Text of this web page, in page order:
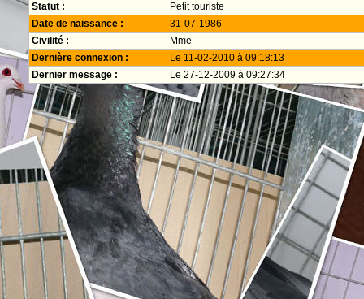
Statut :
Petit touriste
Date de naissance :
31-07-1986
Civilité :
Mme
Dernière connexion :
Le 11-02-2010 à 09:18:13
Dernier message :
Le 27-12-2009 à 09:27:34